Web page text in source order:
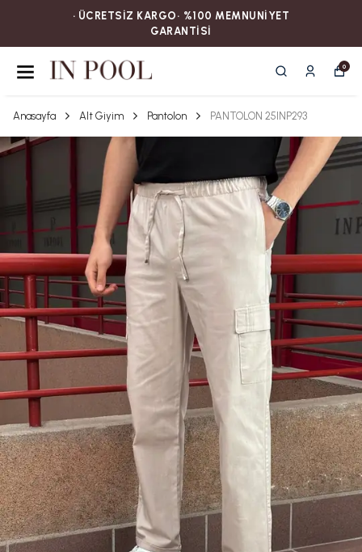
• ÜCRETSİZ KARGOㅤ‎‎‎‎‎‎‎‎• %100 MEMNUNİYET
GARANTİSİ
0
Anasayfa Alt Giyim Pantolon PANTOLON 25INP293